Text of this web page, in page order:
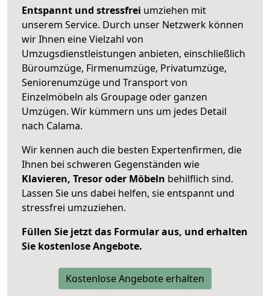
Entspannt und stressfrei umziehen mit
unserem Service. Durch unser Netzwerk können
wir Ihnen eine Vielzahl von
Umzugsdienstleistungen anbieten, einschließlich
Büroumzüge, Firmenumzüge, Privatumzüge,
Seniorenumzüge und Transport von
Einzelmöbeln als Groupage oder ganzen
Umzügen. Wir kümmern uns um jedes Detail
nach Calama.
Wir kennen auch die besten Expertenfirmen, die
Ihnen bei schweren Gegenständen wie
Klavieren, Tresor oder Möbeln behilflich sind.
Lassen Sie uns dabei helfen, sie entspannt und
stressfrei umzuziehen.
Füllen Sie jetzt das Formular aus, und erhalten
Sie kostenlose Angebote.
Kostenlose Angebote erhalten